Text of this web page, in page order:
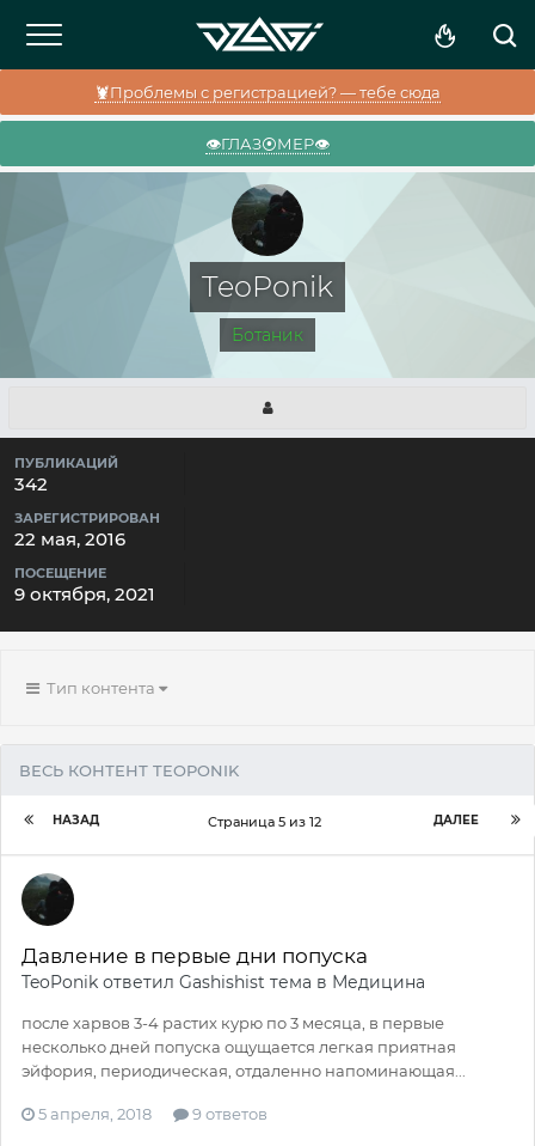
🦞Проблемы с регистрацией? — тебе сюда
👁️ГЛАЗ⦿МЕР👁️
TeoPonik
Ботаник
ПУБЛИКАЦИЙ
342
ЗАРЕГИСТРИРОВАН
22 мая, 2016
ПОСЕЩЕНИЕ
9 октября, 2021
Тип контента
ВЕСЬ КОНТЕНТ TEOPONIK
НАЗАД ДАЛЕЕ
Страница 5 из 12
Давление в первые дни попуска
TeoPonik ответил Gashishist тема в Медицина
после харвов 3-4 растих курю по 3 месяца, в первые
несколько дней попуска ощущается легкая приятная
эйфория, периодическая, отдаленно напоминающая...
5 апреля, 2018 9 ответов